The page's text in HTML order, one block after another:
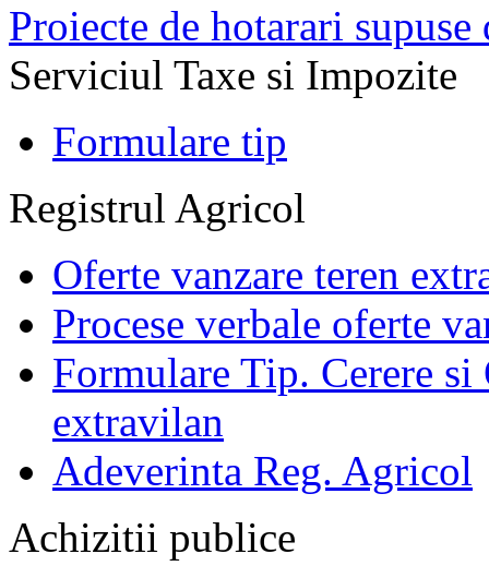
Proiecte de hotarari
Serviciul Taxe si Impozite
Formulare tip
Registrul Agricol
Oferte vanzare teren
Procese verbale oferte
Formulare Tip. Cerere si
extravilan
Adeverinta Reg. Agricol
Achizitii publice